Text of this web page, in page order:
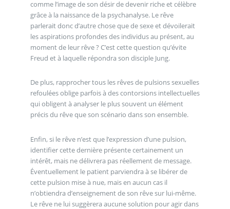
comme l’image de son désir de devenir riche et célèbre
grâce à la naissance de la psychanalyse. Le rêve
parlerait donc d’autre chose que de sexe et dévoilerait
les aspirations profondes des individus au présent, au
moment de leur rêve ? C’est cette question qu’évite
Freud et à laquelle répondra son disciple Jung.
De plus, rapprocher tous les rêves de pulsions sexuelles
refoulées oblige parfois à des contorsions intellectuelles
qui obligent à analyser le plus souvent un élément
précis du rêve que son scénario dans son ensemble.
Enfin, si le rêve n’est que l’expression d’une pulsion,
identifier cette dernière présente certainement un
intérêt, mais ne délivrera pas réellement de message.
Éventuellement le patient parviendra à se libérer de
cette pulsion mise à nue, mais en aucun cas il
n’obtiendra d’enseignement de son rêve sur lui-même.
Le rêve ne lui suggèrera aucune solution pour agir dans